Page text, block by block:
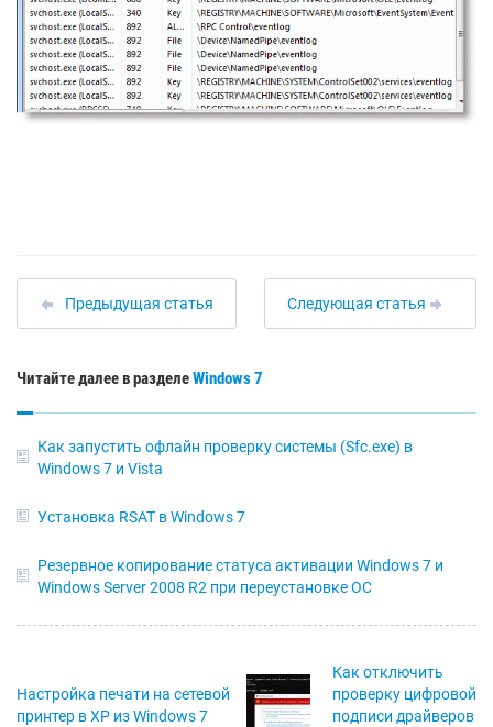
Предыдущая статья Следующая статья
Читайте далее в разделеWindows 7
Как запустить офлайн проверку системы (Sfc.exe) в
Windows 7 и Vista
Установка RSAT в Windows 7
Резервное копирование статуса активации Windows 7 и
Windows Server 2008 R2 при переустановке ОС
Настройка печати на сетевой
принтер в XP из Windows 7
Как отключить
проверку цифровой
подписи драйверов